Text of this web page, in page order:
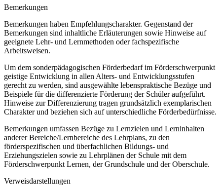
Bemerkungen
Bemerkungen haben Empfehlungscharakter. Gegenstand der
Bemerkungen sind inhaltliche Erläuterungen sowie Hinweise auf
geeignete Lehr- und Lernmethoden oder fachspezifische
Arbeitsweisen.
Um dem sonderpädagogischen Förderbedarf im Förderschwerpunkt
geistige Entwicklung in allen Alters- und Entwicklungsstufen
gerecht zu werden, sind ausgewählte lebenspraktische Bezüge und
Beispiele für die differenzierte Förderung der Schüler aufgeführt.
Hinweise zur Differenzierung tragen grundsätzlich exemplarischen
Charakter und beziehen sich auf unterschiedliche Förderbedürfnisse.
Bemerkungen umfassen Bezüge zu Lernzielen und Lerninhalten
anderer Bereiche/Lernbereiche des Lehrplans, zu den
förderspezifischen und überfachlichen Bildungs- und
Erziehungszielen sowie zu Lehrplänen der Schule mit dem
Förderschwerpunkt Lernen, der Grundschule und der Oberschule.
Verweisdarstellungen